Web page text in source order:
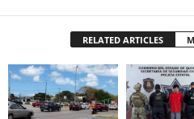
RELATED ARTICLES